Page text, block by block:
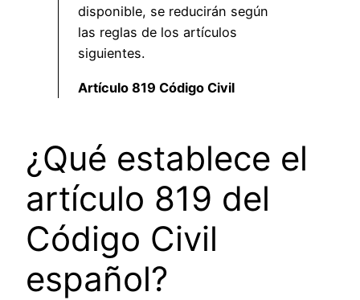
disponible, se reducirán según
las reglas de los artículos
siguientes.
Artículo 819 Código Civil
¿Qué establece el
artículo 819 del
Código Civil
español?